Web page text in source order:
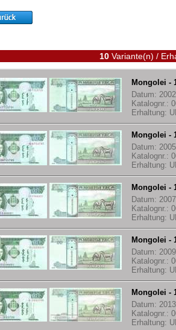
10Variante(n) /
Mongolei -
Datum: 2002
Katalognr.:
Erhaltung:
Mongolei -
Datum: 2005
Katalognr.:
Erhaltung:
Mongolei -
Datum: 2007
Katalognr.:
Erhaltung:
Mongolei -
Datum: 2009
Katalognr.:
Erhaltung:
Mongolei -
Datum: 2013
Katalognr.:
Erhaltung: